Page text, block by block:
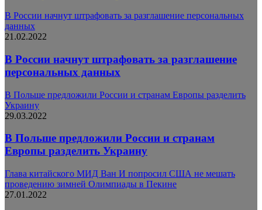
В России начнут штрафовать за разглашение персональных
данных
21.02.2022
В России начнут штрафовать за разглашение
персональных данных
В Польше предложили России и странам Европы разделить
Украину
29.03.2022
В Польше предложили России и странам
Европы разделить Украину
Глава китайского МИД Ван И попросил США не мешать
проведению зимней Олимпиады в Пекине
27.01.2022